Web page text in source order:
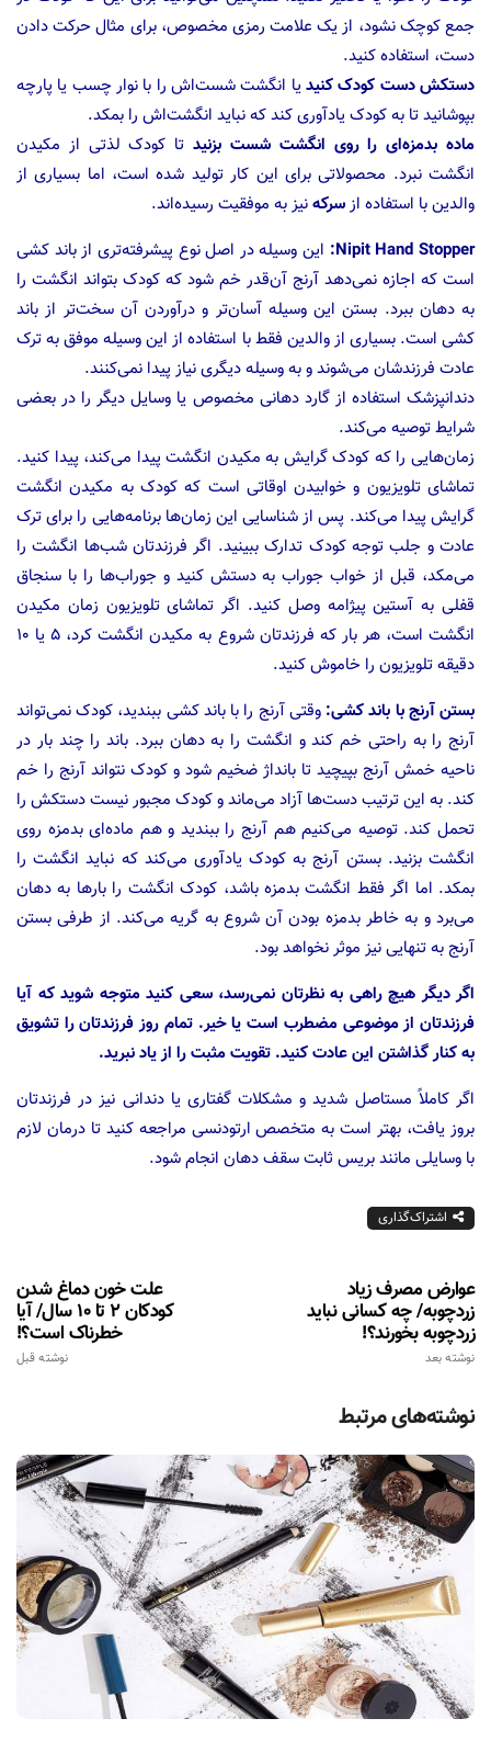
جمع کوچک نشود، از یک علامت رمزی مخصوص، برای مثال حرکت دادن
دست، استفاده کنید.
دستکش دست کودک کنیدیا انگشت شست‌اش را با نوار چسب یا پارچه
بپوشانید تا به کودک یادآوری کند که نباید انگشت‌اش را بمکد.
ماده بدمزه‌ای را روی انگشت شست بزنیدتا کودک لذتی از مکیدن
انگشت نبرد. محصولاتی برای این کار تولید شده است، اما بسیاری از
والدین با استفاده ازسرکهنیز به موفقیت رسیده‌اند.
Nipit Hand Stopper: این وسیله در اصل نوع پیشرفته‌تری از باند کشی
است که اجازه نمی‌دهد آرنج آن‌قدر خم شود که کودک بتواند انگشت را
به دهان ببرد. بستن این وسیله آسان‌تر و درآوردن آن سخت‌تر از باند
کشی است. بسیاری از والدین فقط با استفاده از این وسیله موفق به ترک
عادت فرزندشان می‌شوند و به وسیله دیگری نیاز پیدا نمی‌کنند.
دندانپزشک استفاده از گارد دهانی مخصوص یا وسایل دیگر را در بعضی
شرایط توصیه می‌کند.
زمان‌هایی را که کودک گرایش به مکیدن انگشت پیدا می‌کند، پیدا کنید.
تماشای تلویزیون و خوابیدن اوقاتی است که کودک به مکیدن انگشت
گرایش پیدا می‌کند. پس از شناسایی این زمان‌ها برنامه‌هایی را برای ترک
عادت و جلب توجه کودک تدارک ببینید. اگر فرزندتان شب‌ها انگشت را
می‌مکد، قبل از خواب جوراب به دستش کنید و جوراب‌ها را با سنجاق
قفلی به آستین پیژامه وصل کنید. اگر تماشای تلویزیون زمان مکیدن
انگشت است، هر بار که فرزندتان شروع به مکیدن انگشت کرد، ۵ یا ۱۰
دقیقه تلویزیون را خاموش کنید.
بستن آرنج با باند کشی: وقتی آرنج را با باند کشی ببندید، کودک نمی‌تواند
آرنج را به راحتی خم کند و انگشت را به دهان ببرد. باند را چند بار در
ناحیه خمش آرنج بپیچید تا بانداژ ضخیم شود و کودک نتواند آرنج را خم
کند. به این ترتیب دست‌ها آزاد می‌ماند و کودک مجبور نیست دستکش را
تحمل کند. توصیه می‌کنیم هم آرنج را ببندید و هم ماده‌ای بدمزه روی
انگشت بزنید. بستن آرنج به کودک یادآوری می‌کند که نباید انگشت را
بمکد. اما اگر فقط انگشت بدمزه باشد، کودک انگشت را بارها به دهان
می‌برد و به خاطر بدمزه بودن آن شروع به گریه می‌کند. از طرفی بستن
آرنج به تنهایی نیز موثر نخواهد بود.
اگر دیگر هیچ راهی به نظرتان نمی‌رسد، سعی کنید متوجه شوید که آیا
فرزندتان از موضوعی مضطرب است یا خیر. تمام روز فرزندتان را تشویق
به کنار گذاشتن این عادت کنید. تقویت مثبت را از یاد نبرید.
اگر کاملاً مستاصل شدید و مشکلات گفتاری یا دندانی نیز در فرزندتان
بروز یافت، بهتر است به متخصص ارتودنسی مراجعه کنید تا درمان لازم
با وسایلی مانند بریس ثابت سقف دهان انجام شود.
اشتراک‌گذاری
علت خون دماغ شدن
کودکان 2 تا 10 سال/ آیا
خطرناک است؟!
نوشته قبل
عوارض مصرف زیاد
زردچوبه/ چه کسانی نباید
زردچوبه بخورند؟!
نوشته بعد
نوشته‌های مرتبط